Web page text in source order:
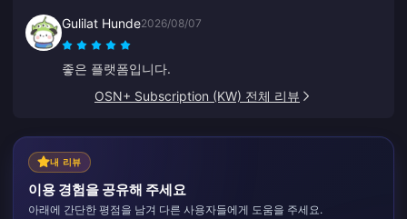
감사합니다. 고맙습니다!
Gulilat Hunde2026/08/07
좋은 플랫폼입니다.
OSN+ Subscription (KW) 전체 리뷰
내 리뷰
이용 경험을 공유해 주세요
아래에 간단한 평점을 남겨 다른 사용자들에게 도움을 주세요.